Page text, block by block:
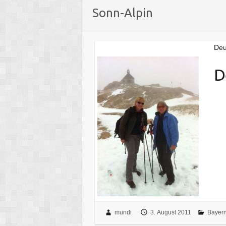
Sonn-Alpin
mundi 3. August 2011 Bayern